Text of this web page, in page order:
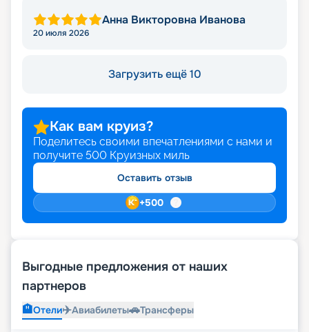
Анна Викторовна Иванова
20 июля 2026
Загрузить ещё 10
Как вам круиз?
Поделитесь своими впечатлениями с нами и
получите 500 Круизных миль
Оставить отзыв
+500
Выгодные предложения от наших
партнеров
🏨Отели✈️Авиабилеты🚗Трансферы